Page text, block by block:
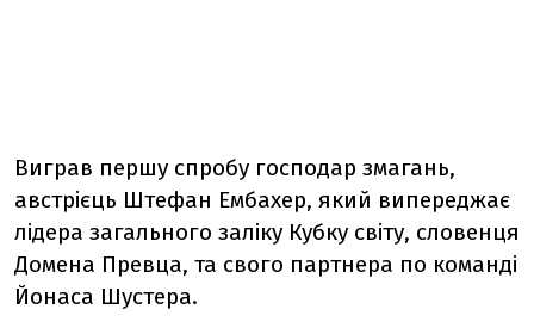
Виграв першу спробу господар змагань,
австрієць Штефан Ембахер, який випереджає
лідера загального заліку Кубку світу, словенця
Домена Превца, та свого партнера по команді
Йонаса Шустера.